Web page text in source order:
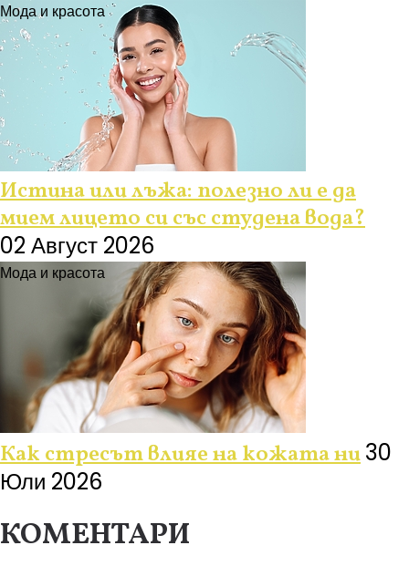
Мода и красота
Истина или лъжа: полезно ли е да
мием лицето си със студена вода?
02 Август 2026
Мода и красота
Как стресът влияе на кожата ни30
Юли 2026
КОМЕНТАРИ